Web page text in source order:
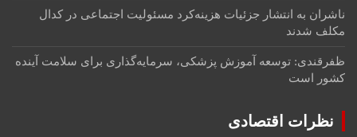
ناشران به انتشار جزئیات هزینه‌کرد مسئولیت اجتماعی در کدال
مکلف شدند
ظفرقندی: توسعه آموزش پزشکی، سرمایه‌گذاری برای سلامت آینده
کشور است
نظرات اقتصادی